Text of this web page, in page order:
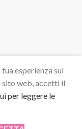
esperienza sul
web, accetti il
per leggere le